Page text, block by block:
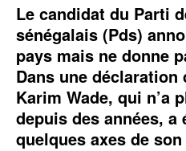
Le candidat du Parti
sénégalais (Pds)
pays mais ne donne
Dans une déclaration
Karim Wade, qui n’a
depuis des années, a
quelques axes de